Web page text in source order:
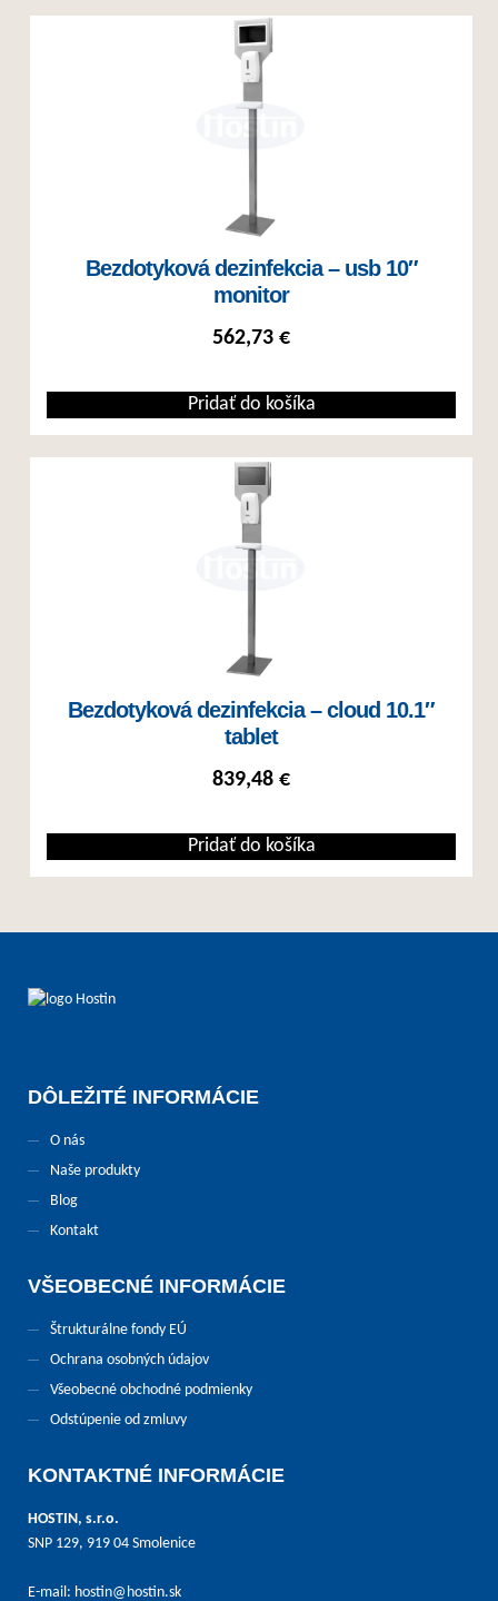
Bezdotyková dezinfekcia – usb 10″
monitor
562,73 €
Pridať do košíka
Bezdotyková dezinfekcia – cloud 10.1″
tablet
839,48 €
Pridať do košíka
DÔLEŽITÉ INFORMÁCIE
O nás
Naše produkty
Blog
Kontakt
VŠEOBECNÉ INFORMÁCIE
Štrukturálne fondy EÚ
Ochrana osobných údajov
Všeobecné obchodné podmienky
Odstúpenie od zmluvy
KONTAKTNÉ INFORMÁCIE
HOSTIN, s.r.o.
SNP 129, 919 04 Smolenice
E-mail: hostin@hostin.sk